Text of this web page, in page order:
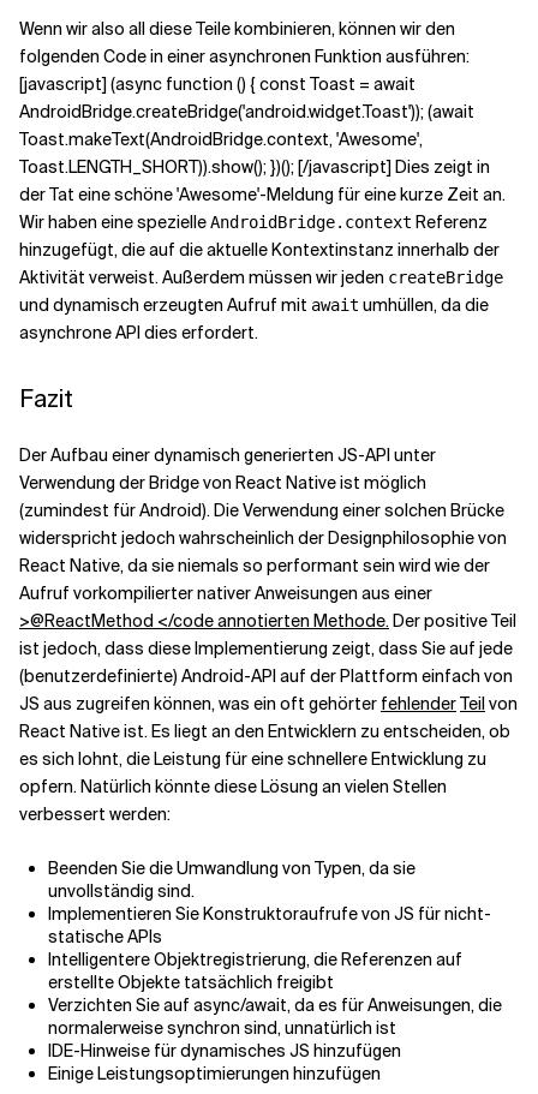
Wenn wir also all diese Teile kombinieren, können wir den
folgenden Code in einer asynchronen Funktion ausführen:
[javascript] (async function () { const Toast = await
AndroidBridge.createBridge('android.widget.Toast')); (await
Toast.makeText(AndroidBridge.context, 'Awesome',
Toast.LENGTH_SHORT)).show(); })(); [/javascript] Dies zeigt in
der Tat eine schöne 'Awesome'-Meldung für eine kurze Zeit an.
Wir haben eine spezielleAndroidBridge.context Referenz
hinzugefügt, die auf die aktuelle Kontextinstanz innerhalb der
Aktivität verweist. Außerdem müssen wir jeden createBridge
und dynamisch erzeugten Aufruf mit await umhüllen, da die
asynchrone API dies erfordert.
Fazit
Der Aufbau einer dynamisch generierten JS-API unter
Verwendung der Bridge von React Native ist möglich
(zumindest für Android). Die Verwendung einer solchen Brücke
widerspricht jedoch wahrscheinlich der Designphilosophie von
React Native, da sie niemals so performant sein wird wie der
Aufruf vorkompilierter nativer Anweisungen aus einer
>@ReactMethod </code annotierten Methode.Der positive Teil
ist jedoch, dass diese Implementierung zeigt, dass Sie auf jede
(benutzerdefinierte) Android-API auf der Plattform einfach von
JS aus zugreifen können, was ein oft gehörter fehlenderTeilvon
React Native ist. Es liegt an den Entwicklern zu entscheiden, ob
es sich lohnt, die Leistung für eine schnellere Entwicklung zu
opfern. Natürlich könnte diese Lösung an vielen Stellen
verbessert werden:
Beenden Sie die Umwandlung von Typen, da sie
unvollständig sind.
Implementieren Sie Konstruktoraufrufe von JS für nicht-
statische APIs
Intelligentere Objektregistrierung, die Referenzen auf
erstellte Objekte tatsächlich freigibt
Verzichten Sie auf async/await, da es für Anweisungen, die
normalerweise synchron sind, unnatürlich ist
IDE-Hinweise für dynamisches JS hinzufügen
Einige Leistungsoptimierungen hinzufügen